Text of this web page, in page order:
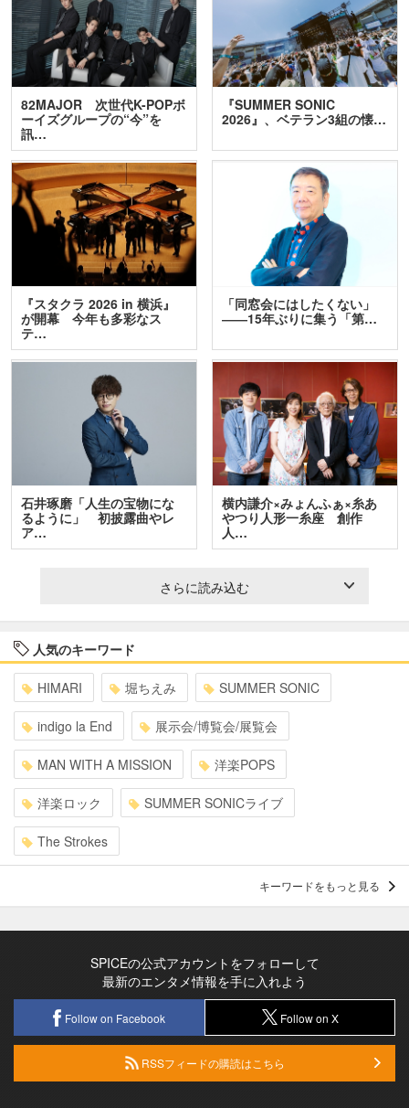
82MAJOR 次世代K-POPボ
ーイズグループの“今”を
訊…
『SUMMER SONIC
2026』、ベテラン3組の懐…
『スタクラ 2026 in 横浜』
が開幕 今年も多彩なス
テ…
「同窓会にはしたくない」
――15年ぶりに集う「第…
石井琢磨「人生の宝物にな
るように」 初披露曲やレ
ア…
横内謙介×みょんふぁ×糸あ
やつり人形一糸座 創作
人…
さらに読み込む
人気のキーワード
HIMARI 堀ちえみ SUMMER SONIC
indigo la End 展示会/博覧会/展覧会
MAN WITH A MISSION 洋楽POPS
洋楽ロック SUMMER SONICライブ
The Strokes
キーワードをもっと見る
SPICEの公式アカウントをフォローして
最新のエンタメ情報を手に入れよう
Follow on Facebook Follow on X
RSSフィードの購読はこちら